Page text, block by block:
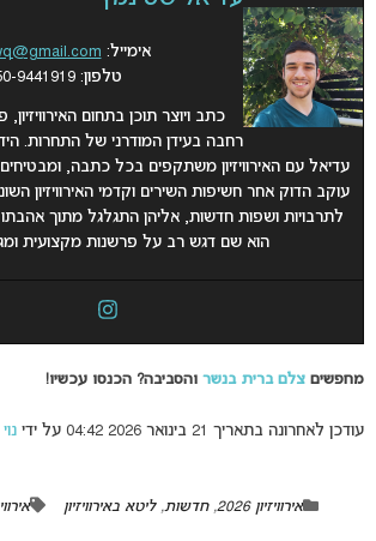
אימייל:
טלפון: 050-9441919
כתב ויוצר תוכן בתחום
רחבה בעידן המודרני של התחרות.
עדיאל עם האירוויזיון משתקפים בכל כתבה, ומבטיחים
עוקב הדוק אחר חשיפות השירים וקדמי האירוויזיון
לתרבויות ושפות חדשות, אליהן התגלגל מתוך אהבתו
הוא שם דגש רב על פרשנות מקצועית
מחפשים צלם ברית בנשר והסביבה? הכנסו עכשיו!
עודכן לאחרונה בתאריך 21 בינואר 2026 04:42 על ידי
אירוויזיון 2026 ,חדשות,ליטא באירוויזיון